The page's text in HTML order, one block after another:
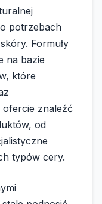
potrzebach
Formuły
na bazie
które
ofercie znaleźć
od
typów cery.